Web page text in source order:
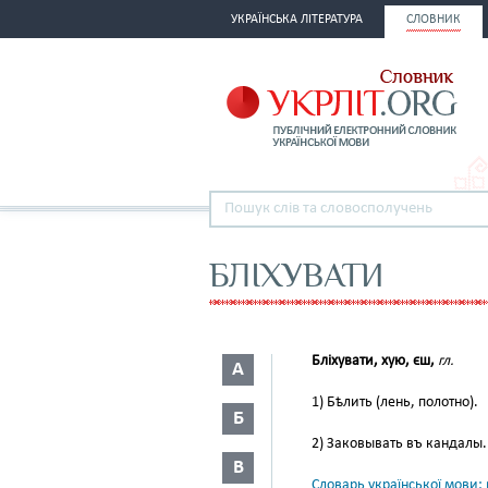
УКРАЇНСЬКА ЛІТЕРАТУРА СЛОВНИК
БЛІХУВАТИ
А
Б
В
Бліхувати, хую, єш, гл.
1) Бѣлить (лень, полотно).
2) Заковывать въ кандалы.